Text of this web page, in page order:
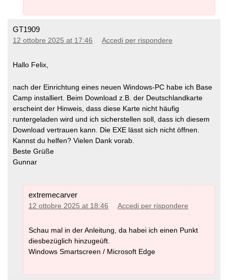
versione di Basecamp / Mapsource. Si prega di notare
che cancellerò senza nessuna notifica nel caso in cui sia
già spiegato qui
https://openmtbmap.org/download/#problems-help-
GT1909
12 ottobre 2025 at 17:46 Accedi per rispondere
Hallo Felix,
nach der Einrichtung eines neuen Windows-PC habe ich Base
Camp installiert. Beim Download z.B. der Deutschlandkarte
erscheint der Hinweis, dass diese Karte nicht häufig
runtergeladen wird und ich sicherstellen soll, dass ich diesem
Download vertrauen kann. Die EXE lässt sich nicht öffnen.
Kannst du helfen? Vielen Dank vorab.
Beste Grüße
Gunnar
extremecarver
12 ottobre 2025 at 18:46 Accedi per rispondere
Schau mal in der Anleitung, da habei ich einen Punkt
diesbezüglich hinzugeüft.
Windows Smartscreen / Microsoft Edge